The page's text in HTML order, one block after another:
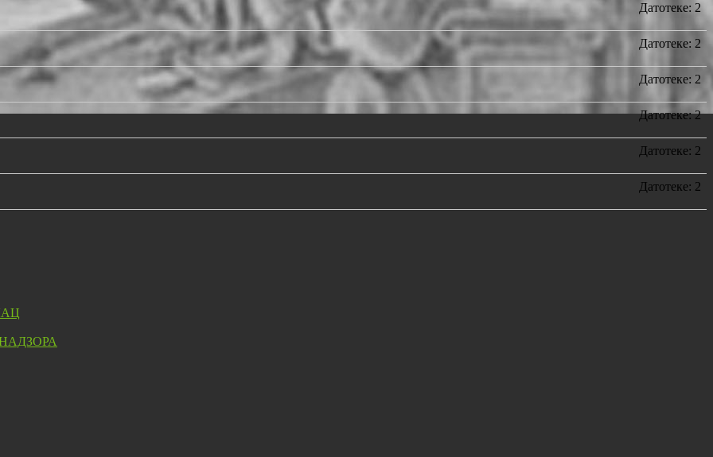
Датотеке: 2
Датотеке: 2
Датотеке: 2
Датотеке: 2
Датотеке: 2
Датотеке: 2